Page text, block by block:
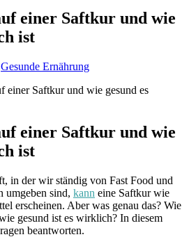
einer Saftkur und wie
ist
Gesunde Ernährung
einer Saftkur und wie
ist
in der wir ständig von Fast Food und
umgeben sind, kann eine Saftkur wie
erscheinen. Aber was genau das? Wie
gesund ist es wirklich? In diesem
beantworten.